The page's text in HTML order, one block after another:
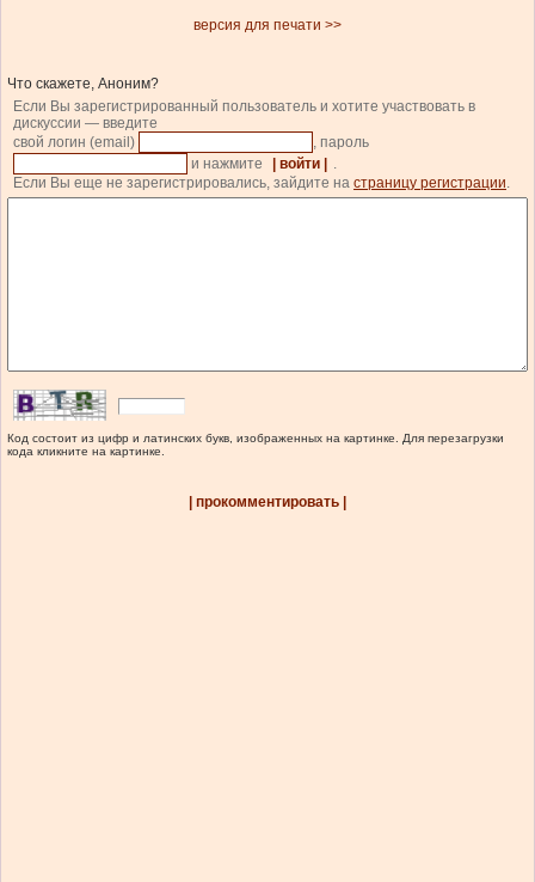
версия для печати >>
Что скажете, Аноним?
Если Вы зарегистрированный пользователь и хотите участвовать в
дискуссии — введите
свой логин (email)
, пароль
и нажмите
| войти |
Если Вы еще не зарегистрировались, зайдите на страницу регистрации
Код состоит из цифр и латинских букв, изображенных на картинке. Для перезагрузки
кода кликните на картинке.
| прокомментировать |